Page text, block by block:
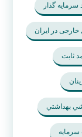
سرمایه گذار
خارجی در ایران
ثابت
بهداشتي